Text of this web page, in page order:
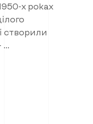
х роках
створили